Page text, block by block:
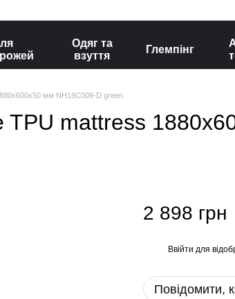
Одяг та
взуття
Глемпінг
мм NH18C009-D green
mattress
2 898 грн
Ввійти для
Повідомити,